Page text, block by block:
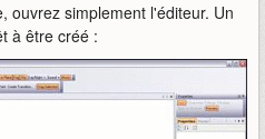
ouvrez simplement l'éditeur. Un
à être créé :